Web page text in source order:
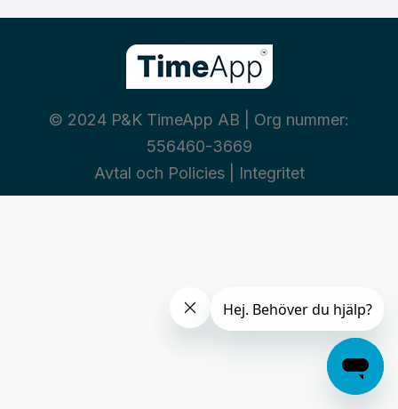
© 2024 P&K TimeApp AB | Org nummer:
556460-3669
Avtal och Policies| Integritet